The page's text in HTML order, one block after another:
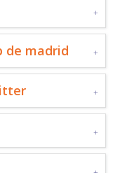
de madrid